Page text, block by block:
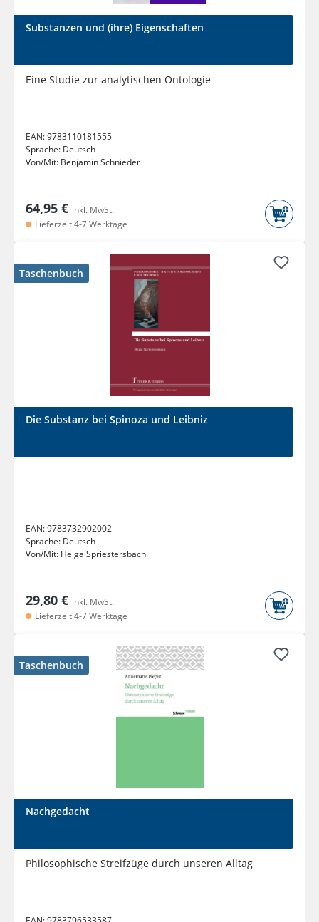
Substanzen und (ihre) Eigenschaften
Eine Studie zur analytischen Ontologie
EAN:9783110181555
Sprache: Deutsch
Von/Mit: Benjamin Schnieder
64,95 € inkl. MwSt.
Lieferzeit 4-7 Werktage
Taschenbuch
Die Substanz bei Spinoza und Leibniz
EAN:9783732902002
Sprache: Deutsch
Von/Mit: Helga Spriestersbach
29,80 € inkl. MwSt.
Lieferzeit 4-7 Werktage
Taschenbuch
Nachgedacht
Philosophische Streifzüge durch unseren Alltag